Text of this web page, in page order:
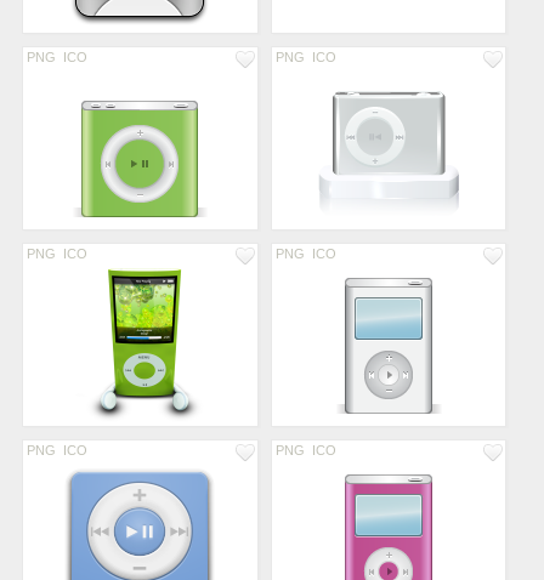
PNG ICO PNG ICO
PNG ICO PNG ICO
PNG ICO PNG ICO